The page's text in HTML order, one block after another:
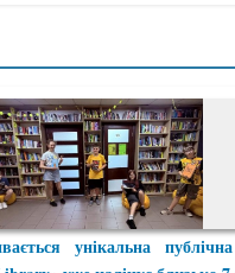
унікальна